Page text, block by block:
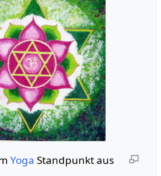
Yoga Standpunkt aus